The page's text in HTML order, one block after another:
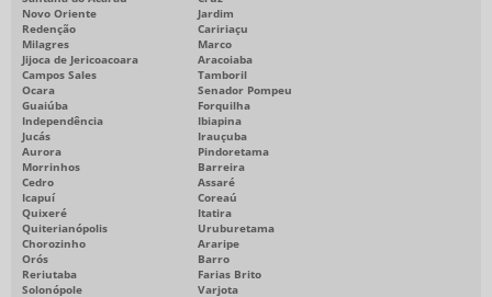
Novo Oriente
Jardim
Redenção
Caririaçu
Milagres
Marco
Jijoca de Jericoacoara
Aracoiaba
Campos Sales
Tamboril
Ocara
Senador Pompeu
Guaiúba
Forquilha
Independência
Ibiapina
Jucás
Irauçuba
Aurora
Pindoretama
Morrinhos
Barreira
Cedro
Assaré
Icapuí
Coreaú
Quixeré
Itatira
Quiterianópolis
Uruburetama
Chorozinho
Araripe
Orós
Barro
Reriutaba
Farias Brito
Solonópole
Varjota